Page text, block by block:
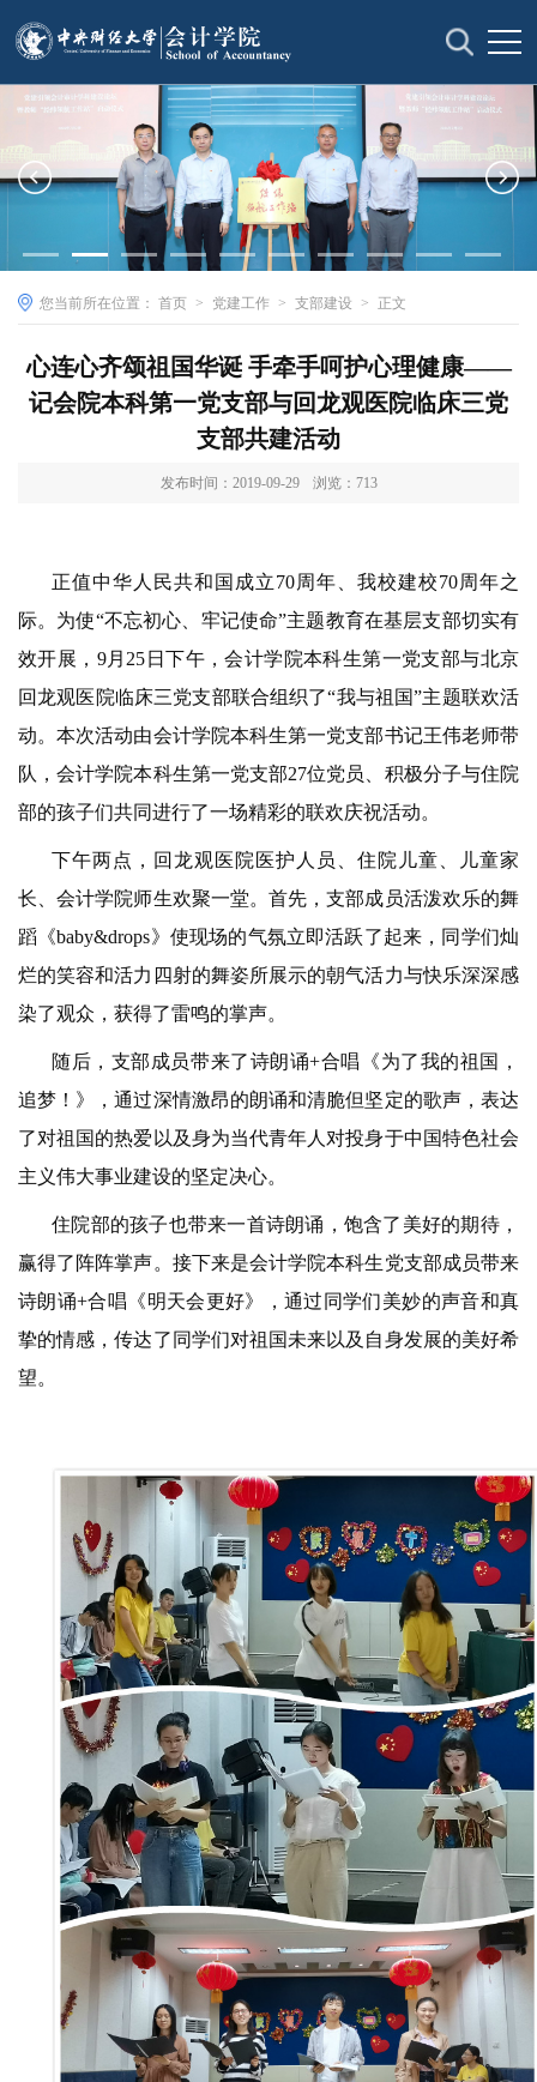
您当前所在位置： 首页 > 党建工作 > 支部建设 > 正文
心连心齐颂祖国华诞 手牵手呵护心理健康——
记会院本科第一党支部与回龙观医院临床三党
支部共建活动
发布时间：2019-09-29 浏览： 713
正值中华人民共和国成立70周年、我校建校70周年之
际。为使“不忘初心、牢记使命”主题教育在基层支部切实有
效开展，9月25日下午，会计学院本科生第一党支部与北京
回龙观医院临床三党支部联合组织了“我与祖国”主题联欢活
动。本次活动由会计学院本科生第一党支部书记王伟老师带
队，会计学院本科生第一党支部27位党员、积极分子与住院
部的孩子们共同进行了一场精彩的联欢庆祝活动。
下午两点，回龙观医院医护人员、住院儿童、儿童家
长、会计学院师生欢聚一堂。首先，支部成员活泼欢乐的舞
蹈《baby&drops》使现场的气氛立即活跃了起来，同学们灿
烂的笑容和活力四射的舞姿所展示的朝气活力与快乐深深感
染了观众，获得了雷鸣的掌声。
随后，支部成员带来了诗朗诵+合唱《为了我的祖国，
追梦！》，通过深情激昂的朗诵和清脆但坚定的歌声，表达
了对祖国的热爱以及身为当代青年人对投身于中国特色社会
主义伟大事业建设的坚定决心。
住院部的孩子也带来一首诗朗诵，饱含了美好的期待，
赢得了阵阵掌声。接下来是会计学院本科生党支部成员带来
诗朗诵+合唱《明天会更好》，通过同学们美妙的声音和真
挚的情感，传达了同学们对祖国未来以及自身发展的美好希
望。